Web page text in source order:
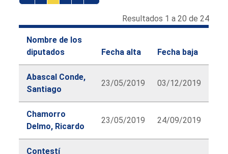
Resultados 1 a 20 de 24
Nombre de los
diputados
Fecha alta Fecha baja
Abascal Conde,
Santiago
23/05/2019 03/12/2019
Chamorro
Delmo, Ricardo
23/05/2019 24/09/2019
Contestí